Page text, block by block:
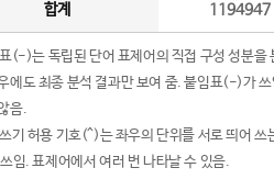
합계 1194947
(-)는 독립된 단어 표제어의 직접 구성 성분을
에도 최종 분석 결과만 보여 줌. 붙임표(-)가
음.
기 허용 기호(^)는 좌우의 단위를 서로 띄어 쓰
임. 표제어에서 여러 번 나타날 수 있음.